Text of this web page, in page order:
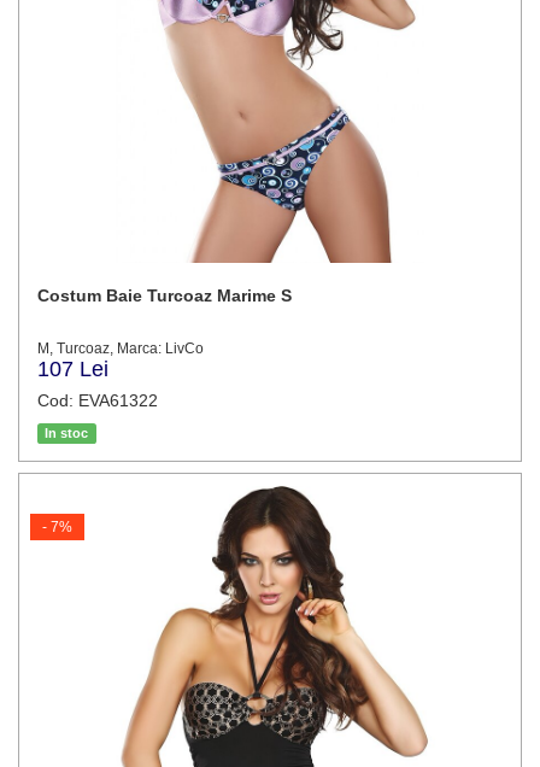
Costum Baie Turcoaz Marime S
M, Turcoaz, Marca: LivCo
107 Lei
Cod: EVA61322
In stoc
- 7%